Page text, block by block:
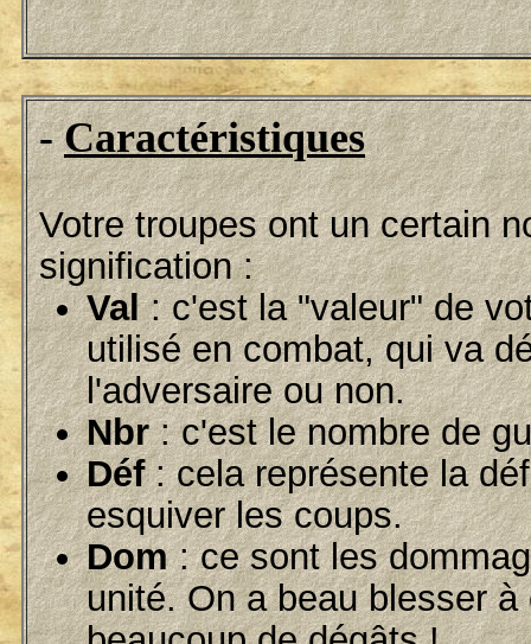
-Caractéristiques
Votre troupes ont un certain
signification :
Val: c'est la "valeur" de
utilisé en combat, qui va
l'adversaire ou non.
Nbr: c'est le nombre de
Déf: cela représente la
esquiver les coups.
Dom: ce sont les
unité. On a beau blesser